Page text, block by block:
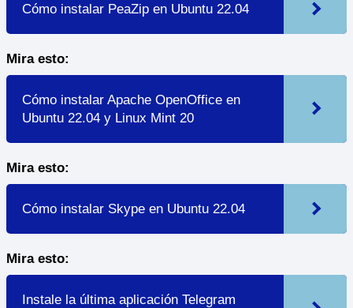
Cómo instalar PeaZip en Ubuntu 22.04
Mira esto:
Cómo instalar Apache OpenOffice en
Ubuntu 22.04 y Linux Mint 20
Mira esto:
Cómo instalar Skype en Ubuntu 22.04
Mira esto:
Instale la última aplicación Telegram